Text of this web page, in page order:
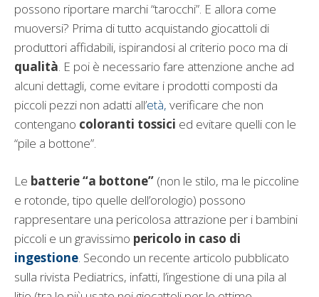
possono riportare marchi “tarocchi”. E allora come
muoversi? Prima di tutto acquistando giocattoli di
produttori affidabili, ispirandosi al criterio poco ma di
qualità. E poi è necessario fare attenzione anche ad
alcuni dettagli, come evitare i prodotti composti da
piccoli pezzi non adatti all’età, verificare che non
contengano coloranti tossici ed evitare quelli con le
“pile a bottone”.
Le batterie “a bottone” (non le stilo, ma le piccoline
e rotonde, tipo quelle dell’orologio) possono
rappresentare una pericolosa attrazione per i bambini
piccoli e un gravissimo pericolo in caso di
ingestione. Secondo un recente articolo pubblicato
sulla rivista Pediatrics, infatti, l’ingestione di una pila al